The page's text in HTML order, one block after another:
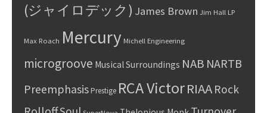
(ジャイロデック) James Brown Jim Hall LP
Max Roach Mercury Michell Engineering
microgroove Musical Surroundings NAB NARTB
PreemphasisPrestige RCA VictorRIAA Rock